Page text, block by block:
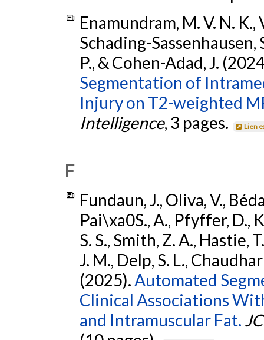
Enamundram, M. V. N. K.,
Schading-Sassenhausen,
P., & Cohen-Adad, J.
Segmentation of
Injury on T2-weighted
Intelligence, 3 pages. Lien
F
Fundaun, J., Oliva, V.,
Pai\xa0S., A., Pfyffer, D.,
S. S., Smith, Z. A., Hastie,
J. M., Delp, S. L.,
(2025).Automated
Clinical Associations
and Intramuscular Fat.